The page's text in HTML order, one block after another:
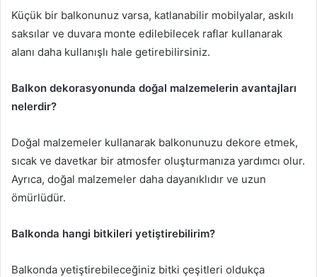
Küçük bir balkonunuz varsa, katlanabilir mobilyalar, askılı
saksılar ve duvara monte edilebilecek raflar kullanarak
alanı daha kullanışlı hale getirebilirsiniz.
Balkon dekorasyonunda doğal malzemelerin avantajları
nelerdir?
Doğal malzemeler kullanarak balkonunuzu dekore etmek,
sıcak ve davetkar bir atmosfer oluşturmanıza yardımcı olur.
Ayrıca, doğal malzemeler daha dayanıklıdır ve uzun
ömürlüdür.
Balkonda hangi bitkileri yetiştirebilirim?
Balkonda yetiştirebileceğiniz bitki çeşitleri oldukça